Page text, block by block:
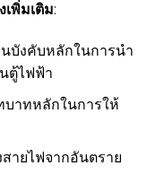
พิ่มเติม:
นบังคับหลักในการนำ
ตู้ไฟฟ้า
บาทหลักในการให้
ายไฟจากอันตราย